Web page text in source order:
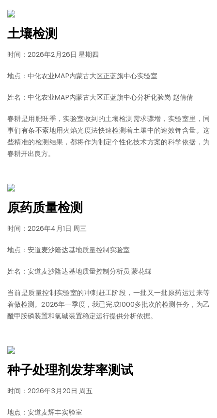
土壤检测
时间：2026年2月26日 星期四
地点：中化农业MAP内蒙古大区正蓝旗中心实验室
姓名：中化农业MAP内蒙古大区正蓝旗中心分析化验岗 赵倩倩
春耕是用肥旺季，实验室收到的土壤检测需求骤增，实验室里，同
事们有条不紊地用火焰光度法快速检测着土壤中的速效钾含量。这
些精准的检测结果，都将作为制定个性化技术方案的科学依据，为
春耕开出良方。
原药质量检测
时间：2026年4月1日 周三
地点：安道麦沙隆达基地质量控制实验室
姓名：安道麦沙隆达基地质量控制分析员 蒙花蝶
当前是质量控制实验室的冲刺赶工阶段，一批又一批原药运过来等
着做检测。2026年一季度，我已完成1000多批次的检测任务，为乙
酰甲胺磷装置和氯碱装置稳定运行提供分析依据。
种子处理剂发芽率测试
时间：2026年3月20日 周五
地点：安道麦辉丰实验室